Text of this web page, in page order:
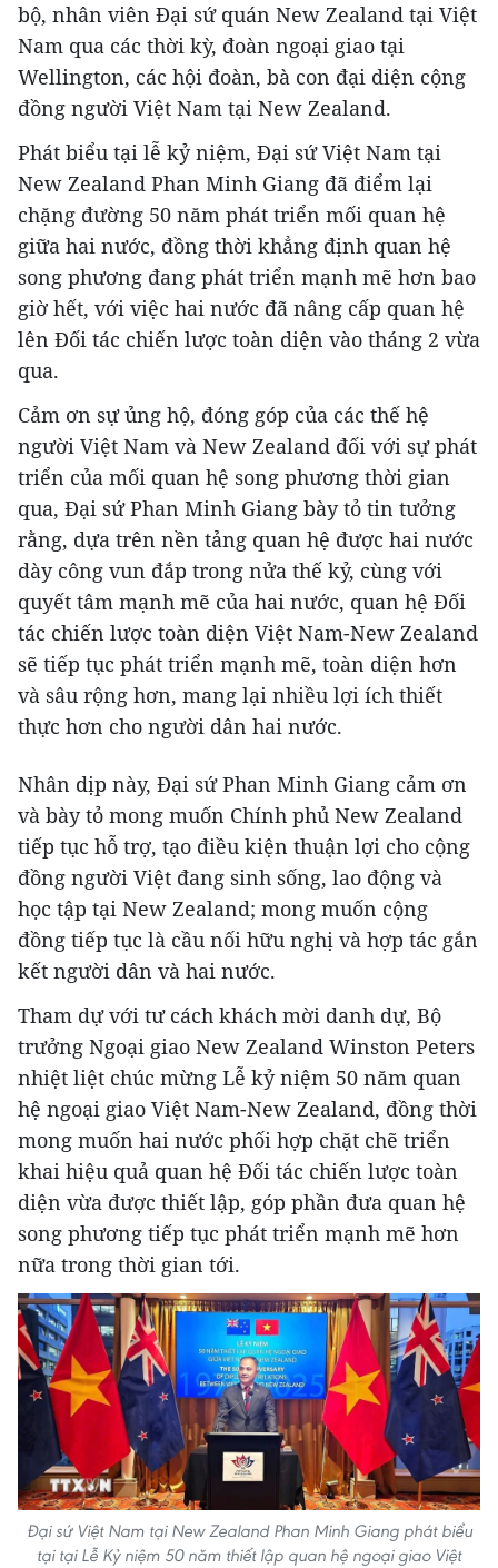
bộ, nhân viên Đại sứ quán New Zealand tại Việt
Nam qua các thời kỳ, đoàn ngoại giao tại
Wellington, các hội đoàn, bà con đại diện cộng
đồng người Việt Nam tại New Zealand.
Phát biểu tại lễ kỷ niệm, Đại sứ Việt Nam tại
New Zealand Phan Minh Giang đã điểm lại
chặng đường 50 năm phát triển mối quan hệ
giữa hai nước, đồng thời khẳng định quan hệ
song phương đang phát triển mạnh mẽ hơn bao
giờ hết, với việc hai nước đã nâng cấp quan hệ
lên Đối tác chiến lược toàn diện vào tháng 2 vừa
qua.
Cảm ơn sự ủng hộ, đóng góp của các thế hệ
người Việt Nam và New Zealand đối với sự phát
triển của mối quan hệ song phương thời gian
qua, Đại sứ Phan Minh Giang bày tỏ tin tưởng
rằng, dựa trên nền tảng quan hệ được hai nước
dày công vun đắp trong nửa thế kỷ, cùng với
quyết tâm mạnh mẽ của hai nước, quan hệ Đối
tác chiến lược toàn diện Việt Nam-New Zealand
sẽ tiếp tục phát triển mạnh mẽ, toàn diện hơn
và sâu rộng hơn, mang lại nhiều lợi ích thiết
thực hơn cho người dân hai nước.
Nhân dịp này, Đại sứ Phan Minh Giang cảm ơn
và bày tỏ mong muốn Chính phủ New Zealand
tiếp tục hỗ trợ, tạo điều kiện thuận lợi cho cộng
đồng người Việt đang sinh sống, lao động và
học tập tại New Zealand; mong muốn cộng
đồng tiếp tục là cầu nối hữu nghị và hợp tác gắn
kết người dân và hai nước.
Tham dự với tư cách khách mời danh dự, Bộ
trưởng Ngoại giao New Zealand Winston Peters
nhiệt liệt chúc mừng Lễ kỷ niệm 50 năm quan
hệ ngoại giao Việt Nam-New Zealand, đồng thời
mong muốn hai nước phối hợp chặt chẽ triển
khai hiệu quả quan hệ Đối tác chiến lược toàn
diện vừa được thiết lập, góp phần đưa quan hệ
song phương tiếp tục phát triển mạnh mẽ hơn
nữa trong thời gian tới.
Đại sứ Việt Nam tại New Zealand Phan Minh Giang phát biểu
tại tại Lễ Kỷ niệm 50 năm thiết lập quan hệ ngoại giao Việt